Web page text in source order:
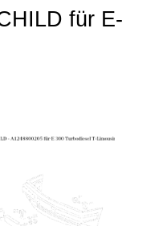
für E-